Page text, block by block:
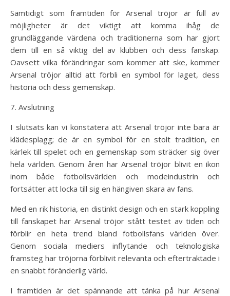
Samtidigt som framtiden för Arsenal tröjor är full av
möjligheter är det viktigt att komma ihåg de
grundläggande värdena och traditionerna som har gjort
dem till en så viktig del av klubben och dess fanskap.
Oavsett vilka förändringar som kommer att ske, kommer
Arsenal tröjor alltid att förbli en symbol för laget, dess
historia och dess gemenskap.
7. Avslutning
I slutsats kan vi konstatera att Arsenal tröjor inte bara är
klädesplagg; de är en symbol för en stolt tradition, en
kärlek till spelet och en gemenskap som sträcker sig över
hela världen. Genom åren har Arsenal tröjor blivit en ikon
inom både fotbollsvärlden och modeindustrin och
fortsätter att locka till sig en hängiven skara av fans.
Med en rik historia, en distinkt design och en stark koppling
till fanskapet har Arsenal tröjor stått testet av tiden och
förblir en heta trend bland fotbollsfans världen över.
Genom sociala mediers inflytande och teknologiska
framsteg har tröjorna förblivit relevanta och eftertraktade i
en snabbt föränderlig värld.
I framtiden är det spännande att tänka på hur Arsenal